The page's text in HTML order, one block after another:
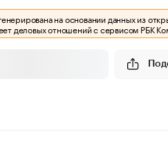
на основании данных из
деловых отношений с сервисом РБК